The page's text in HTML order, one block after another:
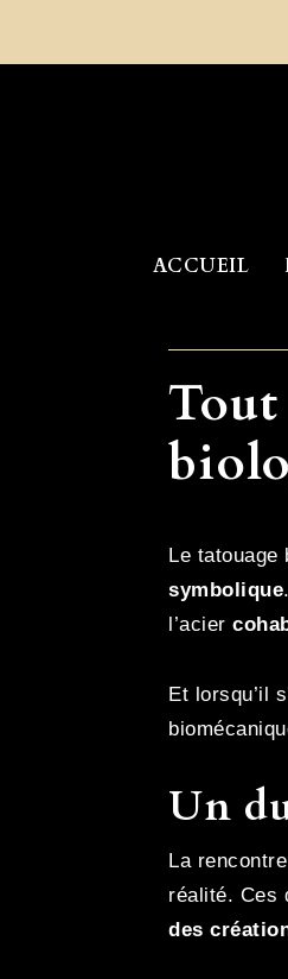
ACCUEIL
Le tatouage
symbolique
l’acier
Et lorsqu’il
Un
La
réalité. Ces
des